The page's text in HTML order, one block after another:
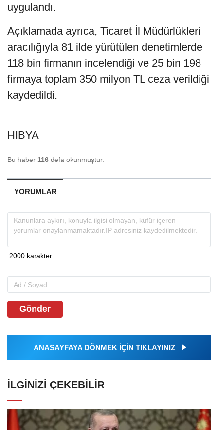
uygulandı.
Açıklamada ayrıca, Ticaret İl Müdürlükleri
aracılığıyla 81 ilde yürütülen denetimlerde
118 bin firmanın incelendiği ve 25 bin 198
firmaya toplam 350 milyon TL ceza verildiği
kaydedildi.
HIBYA
Bu haber 116 defa okunmuştur.
YORUMLAR
Gönder
ANASAYFAYA DÖNMEK İÇİN TIKLAYINIZ
İLGINIZI ÇEKEBILIR